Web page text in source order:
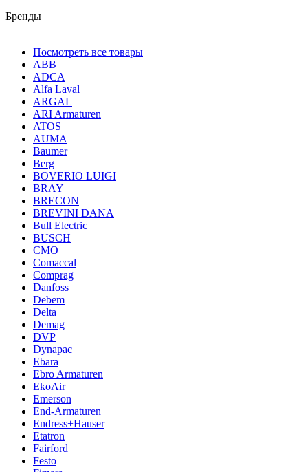
Бренды
Посмотреть все товары
ABB
ADCA
Alfa Laval
ARGAL
ARI Armaturen
ATOS
AUMA
Baumer
Berg
BOVERIO LUIGI
BRAY
BRECON
BREVINI DANA
Bull Electric
BUSCH
CMO
Comaccal
Comprag
Danfoss
Debem
Delta
Demag
DVP
Dynapac
Ebara
Ebro Armaturen
EkoAir
Emerson
End-Armaturen
Endress+Hauser
Etatron
Fairford
Festo